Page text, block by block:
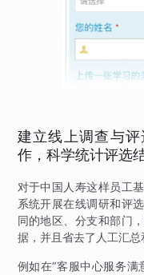
建立线上调查与
作，科学统计评选
对于中国人寿这样员工
系统开展在线调研和评
同的地区、分支和部门
据，并且省去了人工汇总
例如在“客服中心服务满